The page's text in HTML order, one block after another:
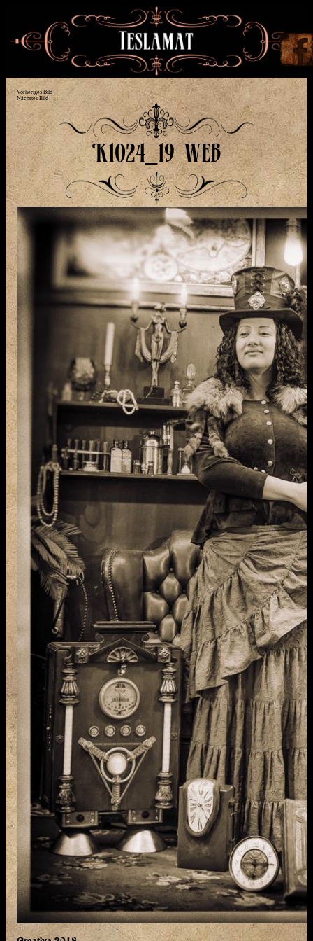
Vorheriges Bild
Nächstes Bild
K1024_19 web